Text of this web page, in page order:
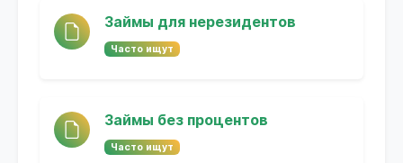
Займы для нерезидентов
Часто ищут
Займы без процентов
Часто ищут